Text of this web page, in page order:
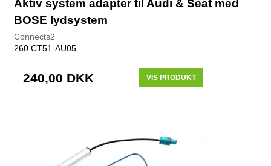
Aktiv system adapter til Audi & Seat med
BOSE lydsystem
Connects2
260 CT51-AU05
240,00 DKK VIS PRODUKT